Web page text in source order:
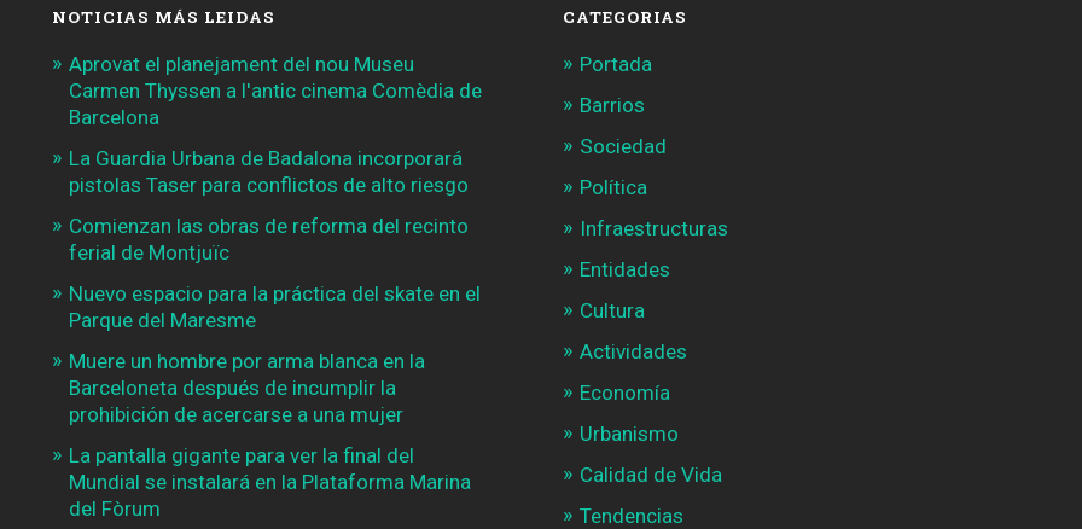
NOTICIAS MÁS LEIDAS
Aprovat el planejament del nou Museu
Carmen Thyssen a l'antic cinema Comèdia de
Barcelona
La Guardia Urbana de Badalona incorporará
pistolas Taser para conflictos de alto riesgo
Comienzan las obras de reforma del recinto
ferial de Montjuïc
Nuevo espacio para la práctica del skate en el
Parque del Maresme
Muere un hombre por arma blanca en la
Barceloneta después de incumplir la
prohibición de acercarse a una mujer
La pantalla gigante para ver la final del
Mundial se instalará en la Plataforma Marina
del Fòrum
CATEGORIAS
Portada
Barrios
Sociedad
Política
Infraestructuras
Entidades
Cultura
Actividades
Economía
Urbanismo
Calidad de Vida
Tendencias